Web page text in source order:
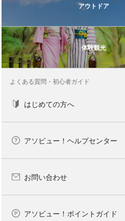
アウトドア
体験観光
よくある質問・初心者ガイド
はじめての方へ
アソビュー！ヘルプセンター
お問い合わせ
アソビュー！ポイントガイド